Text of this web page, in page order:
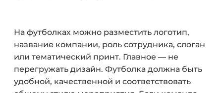
На футболках можно разместить логотип,
название компании, роль сотрудника, слоган
или тематический принт. Главное — не
перегружать дизайн. Футболка должна быть
удобной, качественной и соответствовать